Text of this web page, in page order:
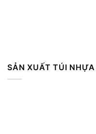
SẢN XUẤT TÚI NHỰA